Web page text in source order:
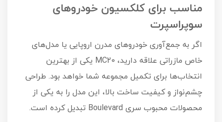
مناسب برای کلکسیون خودروهای
سوپراسپرت
اگر به جمع‌آوری خودروهای مدرن اروپایی یا مدل‌های
خاص مازراتی علاقه دارید، MC20 یکی از بهترین
انتخاب‌ها برای تکمیل مجموعه شما خواهد بود. طراحی
چشم‌نواز و کیفیت ساخت بالا، این مدل را به یکی از
محصولات محبوب سری Boulevard تبدیل کرده است.